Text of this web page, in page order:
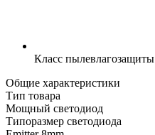
Класс пылевлагозащиты
Общие характеристики
Тип товара
Мощный светодиод
Типоразмер светодиода